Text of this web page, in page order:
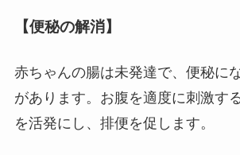
【便秘の解消】
赤ちゃんの腸は未発達で、便秘に
があります。お腹を適度に刺激す
を活発にし、排便を促します。